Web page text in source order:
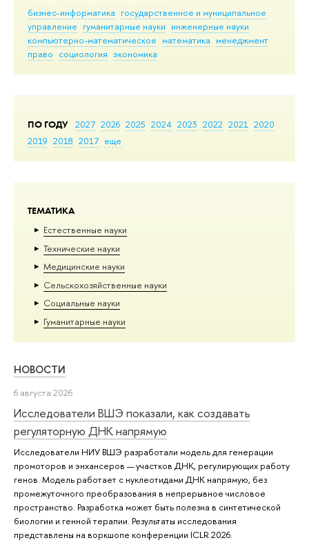
бизнес-информатика государственное и муниципальное
управление гуманитарные науки инженерные науки
компьютерно-математическое математика менеджмент
право социология экономика
ПО ГОДУ 2027 2026 2025 2024 2023 2022 2021
2020
2019 2018 2017 еще
ТЕМАТИКА
Естественные науки
Тех­ничес­кие науки
Медицинские науки
Сельскохозяйственные науки
Социальные науки
Гуманитарные науки
НОВОСТИ
6 августа 2026
Исследователи ВШЭ показали, как создавать
регуляторную ДНК напрямую
Исследователи НИУ ВШЭ разработали модель для генерации
промоторов и энхансеров — участков ДНК, регулирующих работу
генов. Модель работает с нуклеотидами ДНК напрямую, без
промежуточного преобразования в непрерывное числовое
пространство. Разработка может быть полезна в синтетической
биологии и генной терапии. Результаты исследования
представлены на воркшопе конференции ICLR 2026.